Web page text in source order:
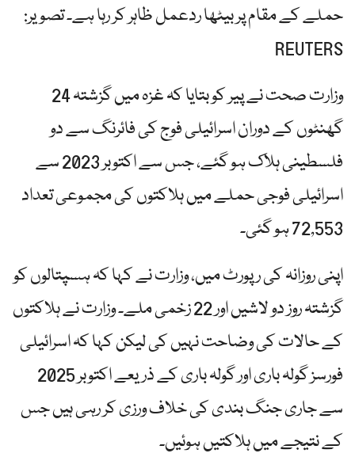
حملے کے مقام پر بیٹھا ردعمل ظاہر کر رہا ہے۔ تصویر:
REUTERS
وزارت صحت نے پیر کو بتایا کہ غزہ میں گزشتہ 24
گھنٹوں کے دوران اسرائیلی فوج کی فائرنگ سے دو
فلسطینی ہلاک ہو گئے، جس سے اکتوبر 2023 سے
اسرائیلی فوجی حملے میں ہلاکتوں کی مجموعی تعداد
72,553 ہو گئی۔
اپنی روزانہ کی رپورٹ میں، وزارت نے کہا کہ ہسپتالوں کو
گزشتہ روز دو لاشیں اور 22 زخمی ملے۔ وزارت نے ہلاکتوں
کے حالات کی وضاحت نہیں کی لیکن کہا کہ اسرائیلی
فورسز گولہ باری اور گولہ باری کے ذریعے اکتوبر 2025
سے جاری جنگ بندی کی خلاف ورزی کر رہی ہیں جس
کے نتیجے میں ہلاکتیں ہوئیں۔